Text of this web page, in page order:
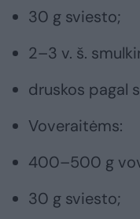
30 g sviesto;
2–3 v. š.
druskos pagal
Voveraitėms:
400–500 g
30 g sviesto;